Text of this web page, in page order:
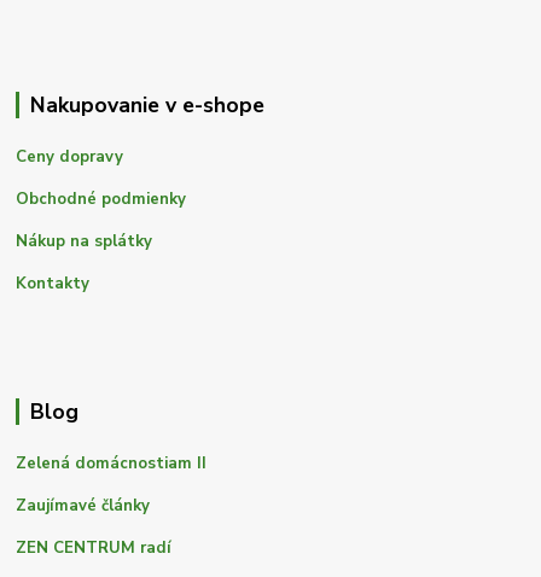
Nakupovanie v e-shope
Ceny dopravy
Obchodné podmienky
Nákup na splátky
Kontakty
Blog
Zelená domácnostiam II
Zaujímavé články
ZEN CENTRUM radí